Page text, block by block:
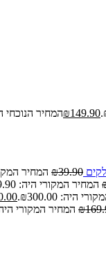
₪149.90 המחיר הנוכחי הוא:
₪39.90 המחיר המקורי
המחיר המקורי היה: ₪49.90.
היה: ₪300.00.
₪ המחיר המקורי היה: